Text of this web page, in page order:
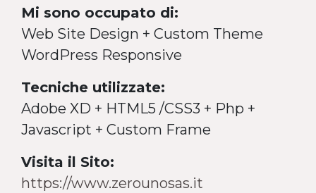
Mi sono occupato di:
Web Site Design + Custom Theme
WordPress Responsive
Tecniche utilizzate:
Adobe XD + HTML5 /CSS3 + Php +
Javascript + Custom Frame
Visita il Sito:
https://www.zerounosas.it